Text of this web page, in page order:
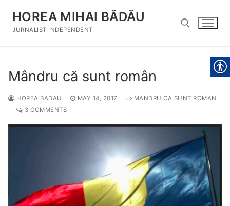
content
HOREA MIHAI BĂDĂU
JURNALIST INDEPENDENT
Mândru că sunt român
HOREA BADAU MAY 14, 2017
MANDRU CA SUNT ROMAN
3 COMMENTS